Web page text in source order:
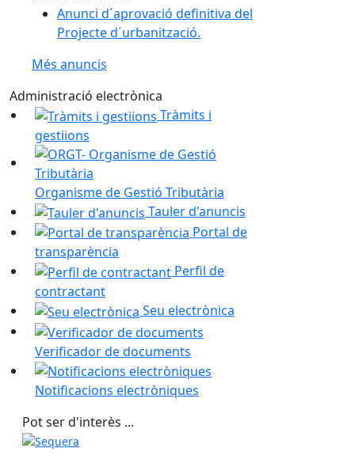
Anunci d´aprovació definitiva del
Projecte d´urbanització.
Més anuncis
Administració electrònica
Tràmits i
gestiions
Organisme de Gestió Tributària
Tauler d'anuncis
Portal de
transparència
Perfil de
contractant
Seu electrònica
Verificador de documents
Notificacions electròniques
Pot ser d'interès ...